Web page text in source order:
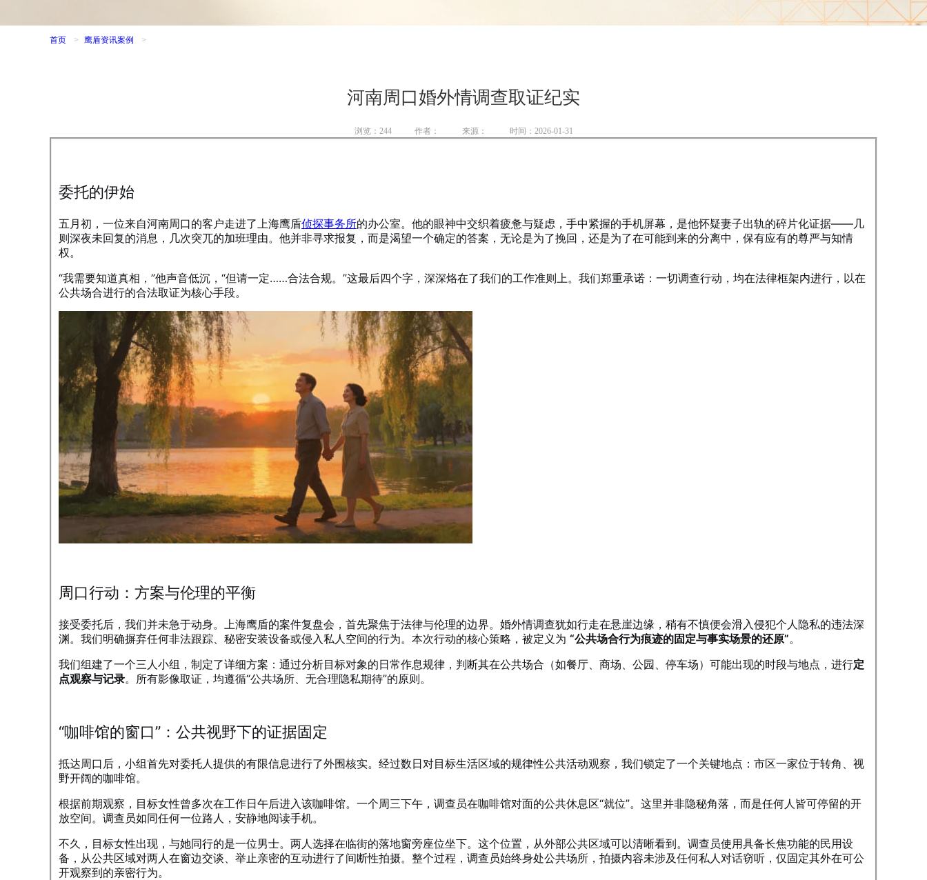
首页 > 鹰盾资讯案例 >
河南周口婚外情调查取证纪实
浏览： 244 作者： 来源： 时间：2026-01-31
委托的伊始
五月初，一位来自河南周口的客户走进了上海鹰盾侦探事务所的办公室。他的眼神中交织着疲惫与疑虑，手中紧握的手机屏幕，是他怀疑妻子出轨的碎片化证据——几
则深夜未回复的消息，几次突兀的加班理由。他并非寻求报复，而是渴望一个确定的答案，无论是为了挽回，还是为了在可能到来的分离中，保有应有的尊严与知情
权。
“我需要知道真相，”他声音低沉，“但请一定……合法合规。”这最后四个字，深深烙在了我们的工作准则上。我们郑重承诺：一切调查行动，均在法律框架内进行，以在
公共场合进行的合法取证为核心手段。
周口行动：方案与伦理的平衡
接受委托后，我们并未急于动身。上海鹰盾的案件复盘会，首先聚焦于法律与伦理的边界。婚外情调查犹如行走在悬崖边缘，稍有不慎便会滑入侵犯个人隐私的违法深
渊。我们明确摒弃任何非法跟踪、秘密安装设备或侵入私人空间的行为。本次行动的核心策略，被定义为 “公共场合行为痕迹的固定与事实场景的还原”。
我们组建了一个三人小组，制定了详细方案：通过分析目标对象的日常作息规律，判断其在公共场合（如餐厅、商场、公园、停车场）可能出现的时段与地点，进行定
点观察与记录。所有影像取证，均遵循“公共场所、无合理隐私期待”的原则。
“咖啡馆的窗口”：公共视野下的证据固定
抵达周口后，小组首先对委托人提供的有限信息进行了外围核实。经过数日对目标生活区域的规律性公共活动观察，我们锁定了一个关键地点：市区一家位于转角、视
野开阔的咖啡馆。
根据前期观察，目标女性曾多次在工作日午后进入该咖啡馆。一个周三下午，调查员在咖啡馆对面的公共休息区“就位”。这里并非隐秘角落，而是任何人皆可停留的开
放空间。调查员如同任何一位路人，安静地阅读手机。
不久，目标女性出现，与她同行的是一位男士。两人选择在临街的落地窗旁座位坐下。这个位置，从外部公共区域可以清晰看到。调查员使用具备长焦功能的民用设
备，从公共区域对两人在窗边交谈、举止亲密的互动进行了间断性拍摄。整个过程，调查员始终身处公共场所，拍摄内容未涉及任何私人对话窃听，仅固定其外在可公
开观察到的亲密行为。